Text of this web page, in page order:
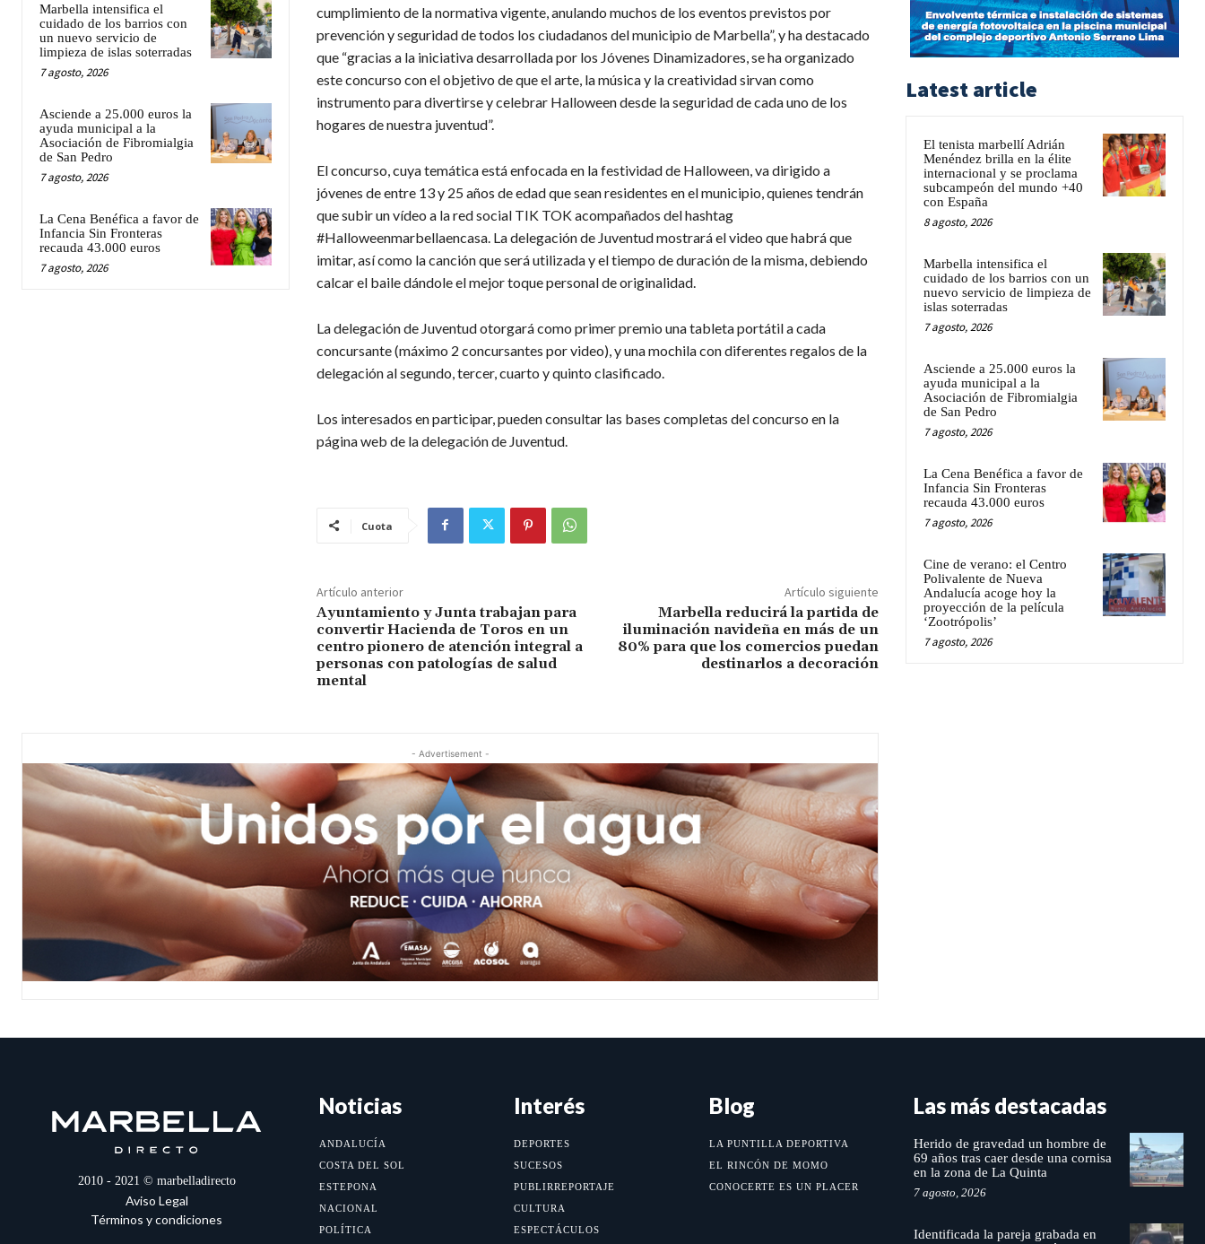
Marbella intensifica el
cuidado de los barrios con
un nuevo servicio de
limpieza de islas soterradas
7 agosto, 2026
Asciende a 25.000 euros la
ayuda municipal a la
Asociación de Fibromialgia
de San Pedro
7 agosto, 2026
La Cena Benéfica a favor de
Infancia Sin Fronteras
recauda 43.000 euros
7 agosto, 2026
cumplimiento de la normativa vigente, anulando muchos de los eventos previstos por
prevención y seguridad de todos los ciudadanos del municipio de Marbella”, y ha destacado
que “gracias a la iniciativa desarrollada por los Jóvenes Dinamizadores, se ha organizado
este concurso con el objetivo de que el arte, la música y la creatividad sirvan como
instrumento para divertirse y celebrar Halloween desde la seguridad de cada uno de los
hogares de nuestra juventud”.
El concurso, cuya temática está enfocada en la festividad de Halloween, va dirigido a
jóvenes de entre 13 y 25 años de edad que sean residentes en el municipio, quienes tendrán
que subir un vídeo a la red social TIK TOK acompañados del hashtag
#Halloweenmarbellaencasa. La delegación de Juventud mostrará el video que habrá que
imitar, así como la canción que será utilizada y el tiempo de duración de la misma, debiendo
calcar el baile dándole el mejor toque personal de originalidad.
La delegación de Juventud otorgará como primer premio una tableta portátil a cada
concursante (máximo 2 concursantes por video), y una mochila con diferentes regalos de la
delegación al segundo, tercer, cuarto y quinto clasificado.
Los interesados en participar, pueden consultar las bases completas del concurso en la
página web de la delegación de Juventud.
Cuota
Artículo anterior
Ayuntamiento y Junta trabajan para
convertir Hacienda de Toros en un
centro pionero de atención integral a
personas con patologías de salud
mental
Artículo siguiente
Marbella reducirá la partida de
iluminación navideña en más de un
80% para que los comercios puedan
destinarlos a decoración
- Advertisement -
Latest article
El tenista marbellí Adrián
Menéndez brilla en la élite
internacional y se proclama
subcampeón del mundo +40
con España
8 agosto, 2026
Marbella intensifica el
cuidado de los barrios con un
nuevo servicio de limpieza de
islas soterradas
7 agosto, 2026
Asciende a 25.000 euros la
ayuda municipal a la
Asociación de Fibromialgia
de San Pedro
7 agosto, 2026
La Cena Benéfica a favor de
Infancia Sin Fronteras
recauda 43.000 euros
7 agosto, 2026
Cine de verano: el Centro
Polivalente de Nueva
Andalucía acoge hoy la
proyección de la película
‘Zootrópolis’
7 agosto, 2026
2010 - 2021 © marbelladirecto
Aviso Legal
Términos y condiciones
Noticias
ANDALUCÍA
COSTA DEL SOL
ESTEPONA
NACIONAL
POLÍTICA
Interés
DEPORTES
SUCESOS
PUBLIRREPORTAJE
CULTURA
ESPECTÁCULOS
Blog
LA PUNTILLA DEPORTIVA
EL RINCÓN DE MOMO
CONOCERTE ES UN PLACER
Las más destacadas
Herido de gravedad un hombre de
69 años tras caer desde una cornisa
en la zona de La Quinta
7 agosto, 2026
Identificada la pareja grabada en